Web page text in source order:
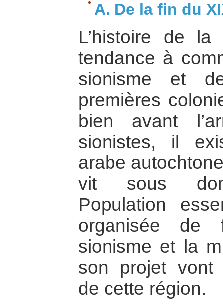
A. De la fin du
L’histoire de
tendance à
sionisme et
premières
bien avant
sionistes, il
arabe
vit sous
Population
organisée de
sionisme et la
son projet vont
de cette région.